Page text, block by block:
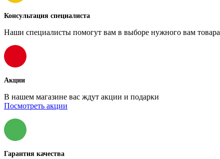
Консультация специалиста
Наши специалисты помогут вам в выборе нужного вам товара
Акции
В нашем магазине вас ждут акции и подарки
Посмотреть акции
Гарантия качества